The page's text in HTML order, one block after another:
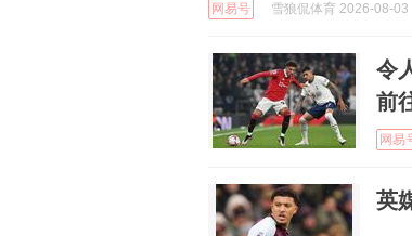
网易号 雪狼侃体育 2026-08-03
令
前
网易
英